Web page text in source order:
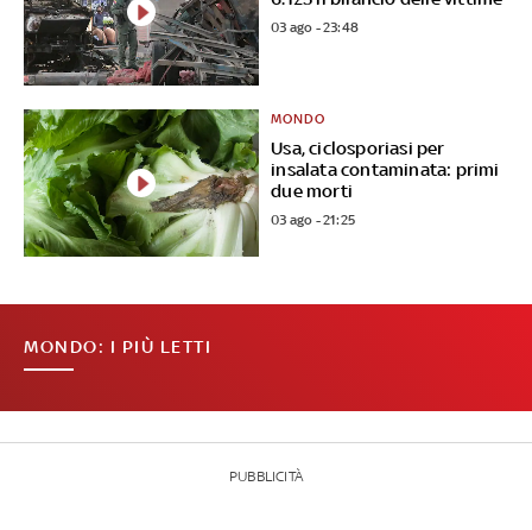
03 ago - 23:48
Usa, ciclosporiasi per
insalata contaminata: primi
due morti
MONDO
03 ago - 21:25
MONDO: I PIÙ LETTI
PUBBLICITÀ